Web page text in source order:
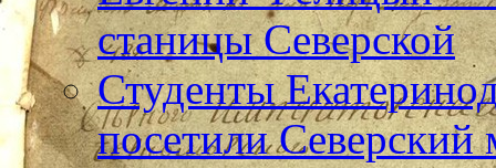
станицы Северской
Студенты
посетили Северский